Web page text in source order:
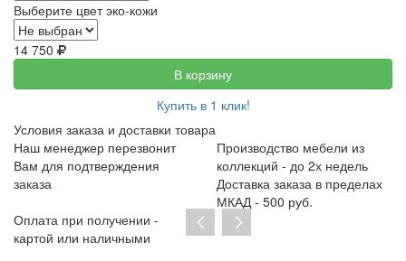
Выберите цвет эко-кожи
14 750
В корзину
Купить в 1 клик!
Условия заказа и доставки товара
Наш менеджер перезвонит
Вам для подтверждения
заказа
Производство мебели из
коллекций - до 2х недель
Доставка заказа в пределах
МКАД - 500 руб.
Оплата при получении -
картой или наличными